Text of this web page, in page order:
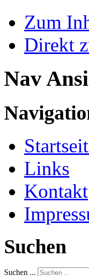
Zum
Direkt
Nav
Links
Kontakt
Suchen
Suchen ...